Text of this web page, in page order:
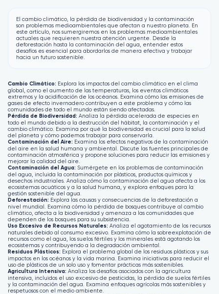
El cambio climático, la pérdida de biodiversidad y la contaminación
son problemas medioambientales que afectan a nuestro planeta. En
este artículo, nos sumergiremos en los problemas medioambientales
actuales que requieren nuestra atención urgente. Desde la
deforestación hasta la contaminación del agua, entender estos
desafíos es esencial para abordarlos de manera efectiva y trabajar
hacia un futuro sostenible.
Cambio Climático: Explora los impactos del cambio climático en el clima
global, como el aumento de las temperaturas, los eventos climáticos
extremos y la acidificación de los océanos. Examina cómo las emisiones de
gases de efecto invernadero contribuyen a este problema y cómo las
comunidades de todo el mundo están siendo afectadas.
Pérdida de Biodiversidad: Analiza la pérdida acelerada de especies en
todo el mundo debido a la destrucción del hábitat, la contaminación y el
cambio climático. Examina por qué la biodiversidad es crucial para la salud
del planeta y cómo podemos trabajar para conservarla.
Contaminación del Aire: Examina los efectos negativos de la contaminación
del aire en la salud humana y ambiental. Discute las fuentes principales de
contaminación atmosférica y propone soluciones para reducir las emisiones y
mejorar la calidad del aire.
Contaminación del Agua: Sumérgete en los problemas de contaminación
del agua, incluida la contaminación por plásticos, productos químicos y
desechos industriales. Analiza cómo la contaminación del agua afecta a los
ecosistemas acuáticos y a la salud humana, y explora enfoques para la
gestión sostenible del agua.
Deforestación: Explora las causas y consecuencias de la deforestación a
nivel mundial. Examina cómo la pérdida de bosques contribuye al cambio
climático, afecta a la biodiversidad y amenaza a las comunidades que
dependen de los bosques para su subsistencia.
Uso Excesivo de Recursos Naturales: Analiza el agotamiento de los recursos
naturales debido al consumo excesivo. Examina cómo la sobreexplotación de
recursos como el agua, los suelos fértiles y los minerales está agotando los
ecosistemas y contribuyendo a la degradación ambiental.
Residuos Plásticos: Explora el problema global de los residuos plásticos y sus
impactos en los océanos y la vida marina. Examina iniciativas para reducir el
uso de plásticos de un solo uso y fomentar prácticas más sostenibles.
Agricultura Intensiva: Analiza los desafíos asociados con la agricultura
intensiva, incluidos el uso excesivo de pesticidas, la pérdida de suelos fértiles
y la contaminación del agua. Examina enfoques agrícolas más sostenibles y
respetuosos con el medio ambiente.